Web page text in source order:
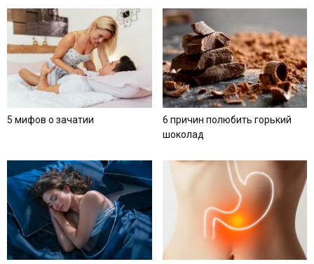
5 мифов о зачатии
6 причин полюбить горький
шоколад